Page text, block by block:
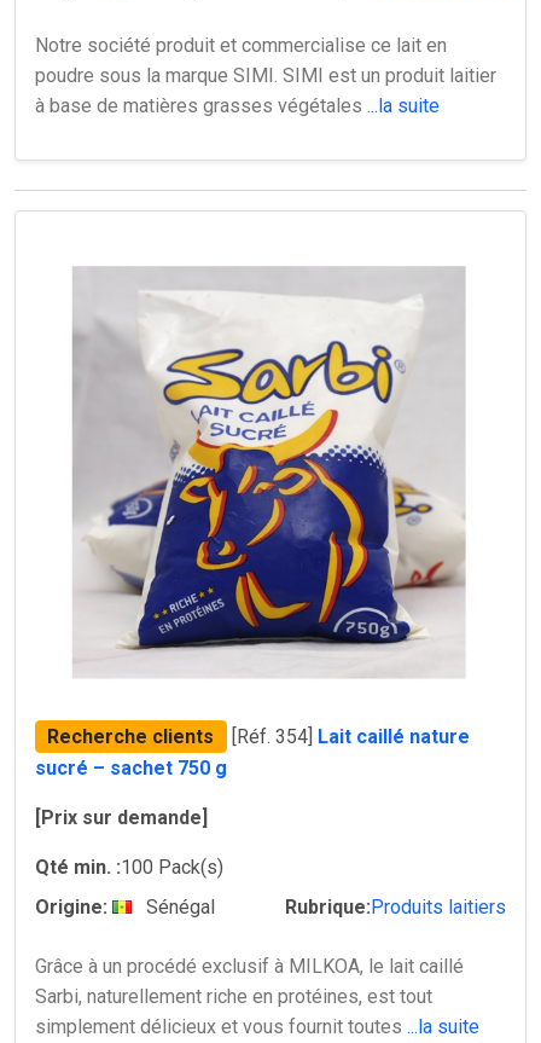
Notre société produit et commercialise ce lait en
poudre sous la marque SIMI. SIMI est un produit laitier
à base de matières grasses végétales ...la suite
Recherche clients [Réf. 354] Lait caillé nature
sucré – sachet 750 g
[Prix sur demande]
Qté min. :100 Pack(s)
Origine:
Sénégal Rubrique: Produits laitiers
Grâce à un procédé exclusif à MILKOA, le lait caillé
Sarbi, naturellement riche en protéines, est tout
simplement délicieux et vous fournit toutes ...la suite